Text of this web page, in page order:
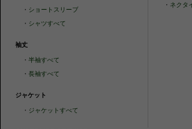
・ ショートスリーブ
・ シャツすべて
袖丈
・半袖すべて
・長袖すべて
ジャケット
・ ジャケットすべて
・ ネクタ